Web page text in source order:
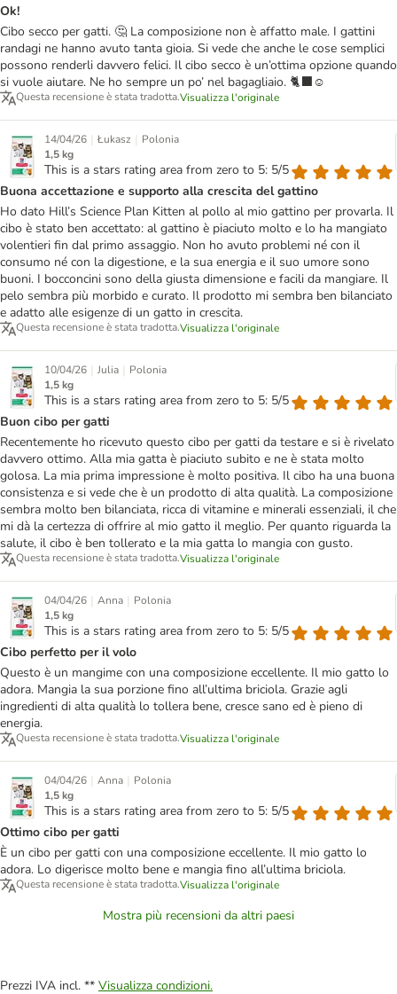
Ok!
Cibo secco per gatti. 🤔 La composizione non è affatto male. I gattini
randagi ne hanno avuto tanta gioia. Si vede che anche le cose semplici
possono renderli davvero felici. Il cibo secco è un’ottima opzione quando
si vuole aiutare. Ne ho sempre un po’ nel bagagliaio. 🐈‍⬛☺️
Questa recensione è stata tradotta.Visualizza l'originale
14/04/26 | Łukasz | Polonia
1,5 kg
This is a stars rating area from zero to 5: 5/5
Buona accettazione e supporto alla crescita del gattino
Ho dato Hill’s Science Plan Kitten al pollo al mio gattino per provarla. Il
cibo è stato ben accettato: al gattino è piaciuto molto e lo ha mangiato
volentieri fin dal primo assaggio. Non ho avuto problemi né con il
consumo né con la digestione, e la sua energia e il suo umore sono
buoni. I bocconcini sono della giusta dimensione e facili da mangiare. Il
pelo sembra più morbido e curato. Il prodotto mi sembra ben bilanciato
e adatto alle esigenze di un gatto in crescita.
Questa recensione è stata tradotta.Visualizza l'originale
10/04/26 | Julia | Polonia
1,5 kg
This is a stars rating area from zero to 5: 5/5
Buon cibo per gatti
Recentemente ho ricevuto questo cibo per gatti da testare e si è rivelato
davvero ottimo. Alla mia gatta è piaciuto subito e ne è stata molto
golosa. La mia prima impressione è molto positiva. Il cibo ha una buona
consistenza e si vede che è un prodotto di alta qualità. La composizione
sembra molto ben bilanciata, ricca di vitamine e minerali essenziali, il che
mi dà la certezza di offrire al mio gatto il meglio. Per quanto riguarda la
salute, il cibo è ben tollerato e la mia gatta lo mangia con gusto.
Questa recensione è stata tradotta.Visualizza l'originale
04/04/26 | Anna | Polonia
1,5 kg
This is a stars rating area from zero to 5: 5/5
Cibo perfetto per il volo
Questo è un mangime con una composizione eccellente. Il mio gatto lo
adora. Mangia la sua porzione fino all’ultima briciola. Grazie agli
ingredienti di alta qualità lo tollera bene, cresce sano ed è pieno di
energia.
Questa recensione è stata tradotta.Visualizza l'originale
04/04/26 | Anna | Polonia
1,5 kg
This is a stars rating area from zero to 5: 5/5
Ottimo cibo per gatti
È un cibo per gatti con una composizione eccellente. Il mio gatto lo
adora. Lo digerisce molto bene e mangia fino all’ultima briciola.
Questa recensione è stata tradotta.Visualizza l'originale
Mostra più recensioni da altri paesi
Prezzi IVA incl. ** Visualizza condizioni.